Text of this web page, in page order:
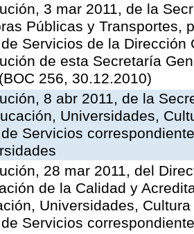
3 mar 2011, de la
Públicas y Transportes,
Servicios de la
de esta Secretaría
256, 30.12.2010)
8 abr 2011, de la
Universidades,
Servicios
28 mar 2011, del
de la Calidad y
Universidades,
Servicios